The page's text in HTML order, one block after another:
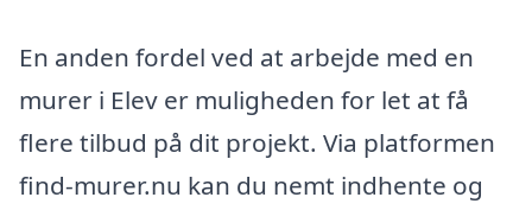
En anden fordel ved at arbejde med en
murer i Elev er muligheden for let at få
flere tilbud på dit projekt. Via platformen
find-murer.nu kan du nemt indhente og